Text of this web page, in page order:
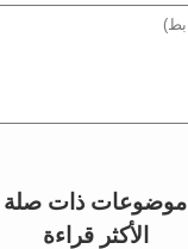
موضوعات ذات صلة
الأكثر قراءة